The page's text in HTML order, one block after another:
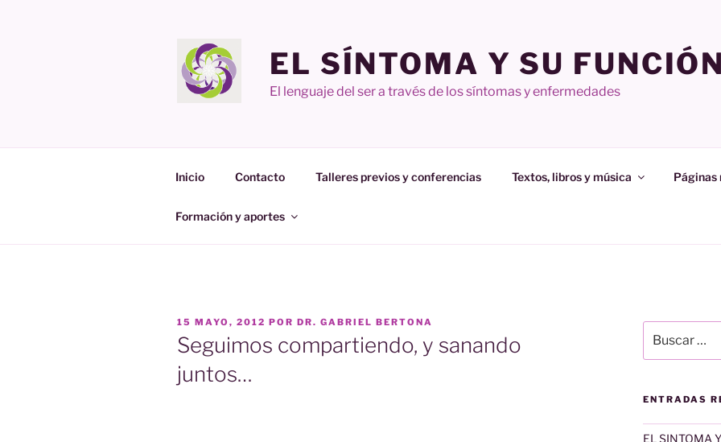
EL SÍNTOMA Y SU FUNCIÓN
El lenguaje del ser a través de los síntomas y enfermedades
Inicio Contacto Talleres previos y conferencias Textos, libros y música Páginas
Formación y aportes
PUBLICADO
EN
15 MAYO, 2012 POR DR. GABRIEL BERTONA
Seguimos compartiendo, y sanando
juntos…
por:
ENTRADAS
EL SINTOMA